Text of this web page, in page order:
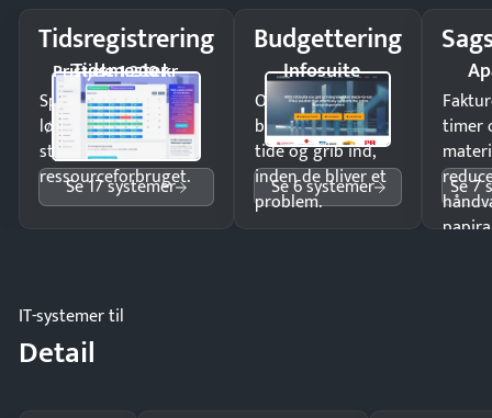
Tidsregistrering
Tidsmester
Pristjek: 1.200 kr
Spar tid på
lønberegning og få
styr på
ressourceforbruget.
Se 17 systemer
Budgettering
Infosuite
Opdag
budgetafvigelser i
tide og grib ind,
inden de bliver et
problem.
Se 6 systemer
timer
Se 7
IT-systemer til
Detail